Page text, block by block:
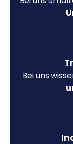
Bei uns